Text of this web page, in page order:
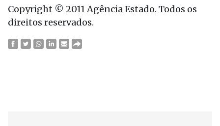
Copyright © 2011 Agência Estado. Todos os
direitos reservados.